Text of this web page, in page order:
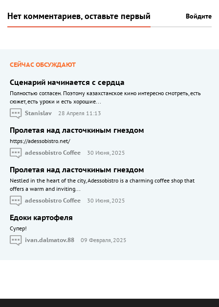
Нет комментариев, оставьте первый Войдите
СЕЙЧАС ОБСУЖДАЮТ
Сценарий начинается с сердца
Полностью согласен. Поэтому казахстанское кино интересно смотреть, есть
сюжет, есть уроки и есть хорошие...
Stanislav
28 Апреля 11:13
Пролетая над ласточкиным гнездом
https://adessobistro.net/
adessobistro Coffee
30 Июня, 2025
Пролетая над ласточкиным гнездом
Nestled in the heart of the city, Adessobistro is a charming coffee shop that
offers a warm and inviting...
adessobistro Coffee
30 Июня, 2025
Едоки картофеля
Cупер!
ivan.dalmatov.88
09 Февраля, 2025